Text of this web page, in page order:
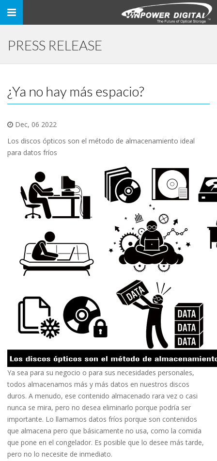
Toggle
PRESS RELEASE
¿Ya no hay más espacio?
Dec, 06 2022
Los discos ópticos son el método de almacenamiento ideal
para datos fríos
Ya sea para su negocio o para sus necesidades personales,
todos almacenamos más y más datos en nuestros discos
duros. A menudo, ese contenido almacenado rara vez o casi
nunca se mira, pero no desea eliminarlo porque podría ser
importante. Lo llamamos datos fríos porque son contenidos
que almacena pero que básicamente no usa, como la comida
que pone en el congelador. Es posible que lo desee más tarde,
pero no lo necesite de inmediato.